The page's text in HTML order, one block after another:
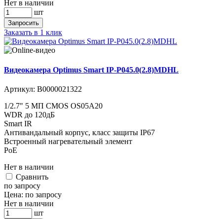
Нет в наличии
шт
Запросить
Заказать в 1 клик
Видеокамера Optimus Smart IP-P045.0(2.8)MDHL
Артикул: В0000021322
1/2.7" 5 МП CMOS OS05A20
WDR до 120дБ
Smart IR
Антивандальный корпус, класс защиты IР67
Встроенный нагревательный элемент
PoE
Нет в наличии
Cравнить
по запросу
Цена: по запросу
Нет в наличии
шт